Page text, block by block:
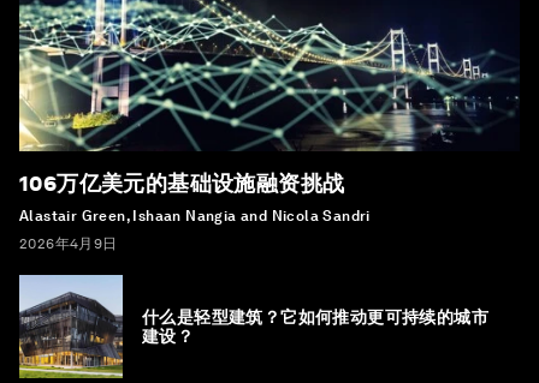
106万亿美元的基础设施融资挑战
Alastair Green, Ishaan Nangia and Nicola Sandri
2026年4月9日
什么是轻型建筑？它如何推动更可持续的城市
建设？